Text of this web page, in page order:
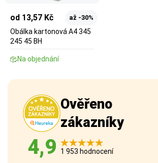
od 13,57 Kč až -30%
Obálka kartonová A4 345
245 45 BH
Na objednání
Ověřeno
zákazníky
4,9 1 953 hodnocení